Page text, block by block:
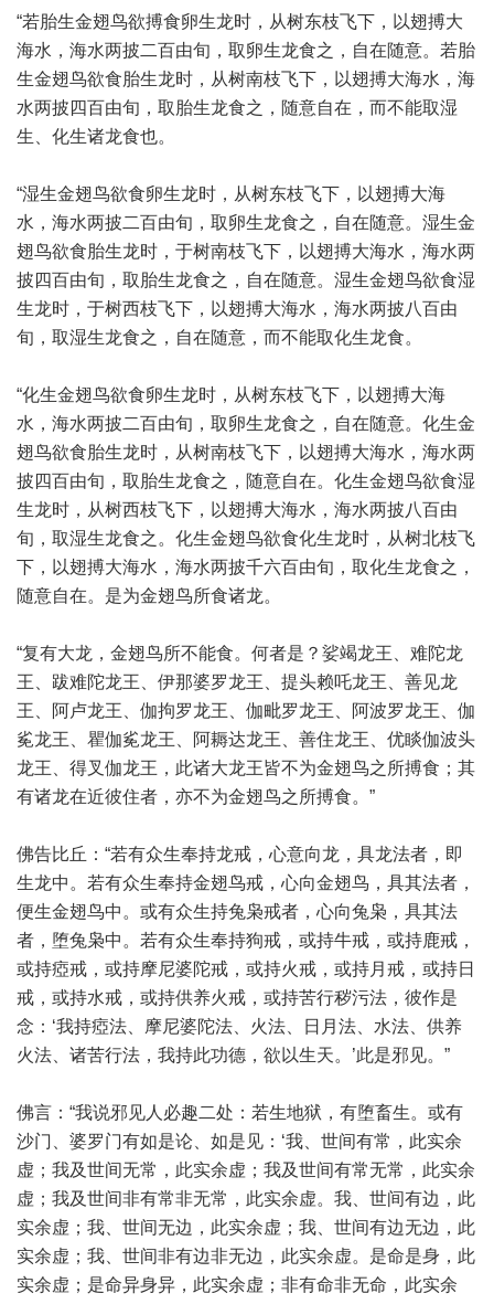
“若胎生金翅鸟欲搏食卵生龙时，从树东枝飞下，以翅搏大
海水，海水两披二百由旬，取卵生龙食之，自在随意。若胎
生金翅鸟欲食胎生龙时，从树南枝飞下，以翅搏大海水，海
水两披四百由旬，取胎生龙食之，随意自在，而不能取湿
生、化生诸龙食也。
“湿生金翅鸟欲食卵生龙时，从树东枝飞下，以翅搏大海
水，海水两披二百由旬，取卵生龙食之，自在随意。湿生金
翅鸟欲食胎生龙时，于树南枝飞下，以翅搏大海水，海水两
披四百由旬，取胎生龙食之，自在随意。湿生金翅鸟欲食湿
生龙时，于树西枝飞下，以翅搏大海水，海水两披八百由
旬，取湿生龙食之，自在随意，而不能取化生龙食。
“化生金翅鸟欲食卵生龙时，从树东枝飞下，以翅搏大海
水，海水两披二百由旬，取卵生龙食之，自在随意。化生金
翅鸟欲食胎生龙时，从树南枝飞下，以翅搏大海水，海水两
披四百由旬，取胎生龙食之，随意自在。化生金翅鸟欲食湿
生龙时，从树西枝飞下，以翅搏大海水，海水两披八百由
旬，取湿生龙食之。化生金翅鸟欲食化生龙时，从树北枝飞
下，以翅搏大海水，海水两披千六百由旬，取化生龙食之，
随意自在。是为金翅鸟所食诸龙。
“复有大龙，金翅鸟所不能食。何者是？娑竭龙王、难陀龙
王、跋难陀龙王、伊那婆罗龙王、提头赖吒龙王、善见龙
王、阿卢龙王、伽拘罗龙王、伽毗罗龙王、阿波罗龙王、伽
㝹龙王、瞿伽㝹龙王、阿耨达龙王、善住龙王、优睒伽波头
龙王、得叉伽龙王，此诸大龙王皆不为金翅鸟之所搏食；其
有诸龙在近彼住者，亦不为金翅鸟之所搏食。”
佛告比丘：“若有众生奉持龙戒，心意向龙，具龙法者，即
生龙中。若有众生奉持金翅鸟戒，心向金翅鸟，具其法者，
便生金翅鸟中。或有众生持兔枭戒者，心向兔枭，具其法
者，堕兔枭中。若有众生奉持狗戒，或持牛戒，或持鹿戒，
或持瘂戒，或持摩尼婆陀戒，或持火戒，或持月戒，或持日
戒，或持水戒，或持供养火戒，或持苦行秽污法，彼作是
念：‘我持瘂法、摩尼婆陀法、火法、日月法、水法、供养
火法、诸苦行法，我持此功德，欲以生天。’此是邪见。”
佛言：“我说邪见人必趣二处：若生地狱，有堕畜生。或有
沙门、婆罗门有如是论、如是见：‘我、世间有常，此实余
虚；我及世间无常，此实余虚；我及世间有常无常，此实余
虚；我及世间非有常非无常，此实余虚。我、世间有边，此
实余虚；我、世间无边，此实余虚；我、世间有边无边，此
实余虚；我、世间非有边非无边，此实余虚。是命是身，此
实余虚；是命异身异，此实余虚；非有命非无命，此实余